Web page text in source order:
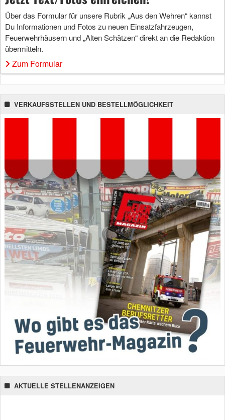
Über das Formular für unsere Rubrik „Aus den Wehren“ kannst
Du Informationen und Fotos zu neuen Einsatzfahrzeugen,
Feuerwehrhäusern und „Alten Schätzen“ direkt an die Redaktion
übermitteln.
Zum Formular
VERKAUFSSTELLEN UND BESTELLMÖGLICHKEIT
AKTUELLE STELLENANZEIGEN